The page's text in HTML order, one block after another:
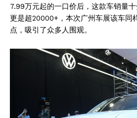
7.99万元起的一口价后，这款车销量
更是超20000+，本次广州车展该车同
点，吸引了众多人围观。